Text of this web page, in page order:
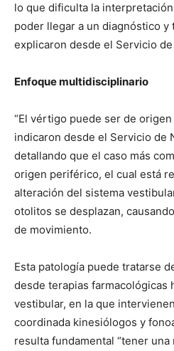
lo que dificulta la
poder llegar a un diagnóstico y
explicaron desde el Servicio
Enfoque multidisciplinario
“El vértigo puede ser de
indicaron desde el Servicio de
detallando que el caso más
origen periférico, el cual está
alteración del sistema
otolitos se desplazan,
de movimiento.
Esta patología puede tratarse
desde terapias farmacológicas
vestibular, en la que
coordinada kinesiólogos y
resulta fundamental “tener